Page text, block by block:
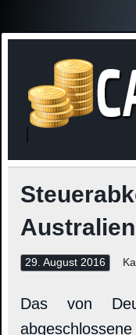
Australien
29. August 2016
Das von
abgeschlossene